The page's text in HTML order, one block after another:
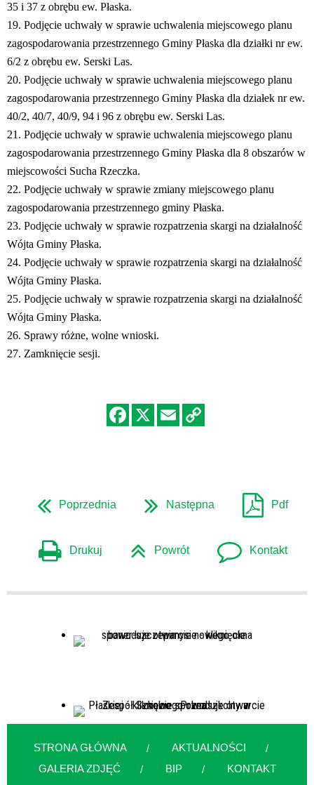
35 i 37 z obrębu ew. Płaska.
19. Podjęcie uchwały w sprawie uchwalenia miejscowego planu
zagospodarowania przestrzennego Gminy Płaska dla działki nr ew.
6/2 z obrębu ew. Serski Las.
20. Podjęcie uchwały w sprawie uchwalenia miejscowego planu
zagospodarowania przestrzennego Gminy Płaska dla działek nr ew.
40/2, 40/7, 40/9, 94 i 96 z obrębu ew. Serski Las.
21. Podjęcie uchwały w sprawie uchwalenia miejscowego planu
zagospodarowania przestrzennego Gminy Płaska dla 8 obszarów w
miejscowości Sucha Rzeczka.
22. Podjęcie uchwały w sprawie zmiany miejscowego planu
zagospodarowania przestrzennego gminy Płaska.
23. Podjęcie uchwały w sprawie rozpatrzenia skargi na działalność
Wójta Gminy Płaska.
24. Podjęcie uchwały w sprawie rozpatrzenia skargi na działalność
Wójta Gminy Płaska.
25. Podjęcie uchwały w sprawie rozpatrzenia skargi na działalność
Wójta Gminy Płaska.
26. Sprawy różne, wolne wnioski.
27. Zamknięcie sesji.
Poprzednia Następna Pdf
Drukuj Powrót Kontakt
STRONA GŁÓWNA
AKTUALNOŚCI
GALERIA ZDJĘĆ
BIP KONTAKT